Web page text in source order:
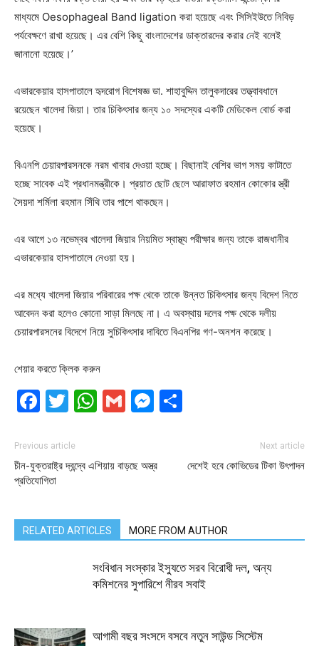
মাধ্যমে Oesophageal Band ligation করা হয়েছে এবং সিসিইউতে নিবিড়
পর্যবেক্ষণে রাখা হয়েছে। এর বেশি কিছু বাংলাদেশের ডাক্তারদের করার নেই বলেই
জানানো হয়েছে।’
এভারকেয়ার হাসপাতালে হৃদরোগ বিশেষজ্ঞ ডা. শাহাবুদ্দিন তালুকদারের তত্ত্বাবধানে
রয়েছেন খালেদা জিয়া। তার চিকিৎসার জন্য ১০ সদস্যের একটি মেডিকেল বোর্ড করা
হয়েছে।
বিএনপি চেয়ারপারসনকে নরম খাবার দেওয়া হচ্ছে। বিছানাই বেশির ভাগ সময় কাটাতে
হচ্ছে সাবেক এই প্রধানমন্ত্রীকে। প্রয়াত ছোট ছেলে আরাফাত রহমান কোকোর স্ত্রী
সৈয়দা শর্মিলা রহমান সিঁথি তার পাশে থাকছেন।
এর আগে ১৩ নভেম্বর খালেদা জিয়ার নিয়মিত স্বাস্থ্য পরীক্ষার জন্য তাকে রাজধানীর
এভারকেয়ার হাসপাতালে নেওয়া হয়।
এর মধ্যে খালেদা জিয়ার পরিবারের পক্ষ থেকে তাকে উন্নত চিকিৎসার জন্য বিদেশ নিতে
আবেদন করা হলেও কোনো সাড়া মিলছে না। এ অবস্থায় দলের পক্ষ থেকে দলীয়
চেয়ারপারসনের বিদেশে নিয়ে সুচিকিৎসার দাবিতে বিএনপির গণ-অনশন করেছে।
শেয়ার করতে ক্লিক করুন
Facebook
Twitter
WhatsApp
GmailMessenger
Previous article
চীন-যুক্তরাষ্ট্র দ্বন্দ্বে এশিয়ায় বাড়ছে অস্ত্র
প্রতিযোগিতা
Next article
দেশেই হবে কোভিডের টিকা উৎপাদন
RELATED ARTICLES MORE FROM AUTHOR
সংবিধান সংস্কার ইস্যুতে সরব বিরোধী দল, অন্য
কমিশনের সুপারিশে নীরব সবাই
আগামী বছর সংসদে বসবে নতুন সাউন্ড সিস্টেম